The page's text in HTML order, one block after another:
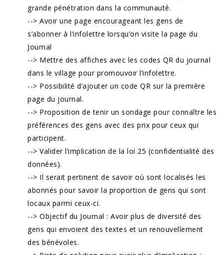
grande pénétration dans la communauté.
--> Avoir une page encourageant les gens de
s’abonner à l’infolettre lorsqu’on visite la page du
Journal
--> Mettre des affiches avec les codes QR du journal
dans le village pour promouvoir l’infolettre.
--> Possibilité d’ajouter un code QR sur la première
page du journal.
--> Proposition de tenir un sondage pour connaître les
préférences des gens avec des prix pour ceux qui
participent.
--> Valider l’implication de la loi 25 (confidentialité des
données).
--> Il serait pertinent de savoir où sont localisés les
abonnés pour savoir la proportion de gens qui sont
locaux parmi ceux-ci.
--> Objectif du Journal : Avoir plus de diversité des
gens qui envoient des textes et un renouvellement
des bénévoles.